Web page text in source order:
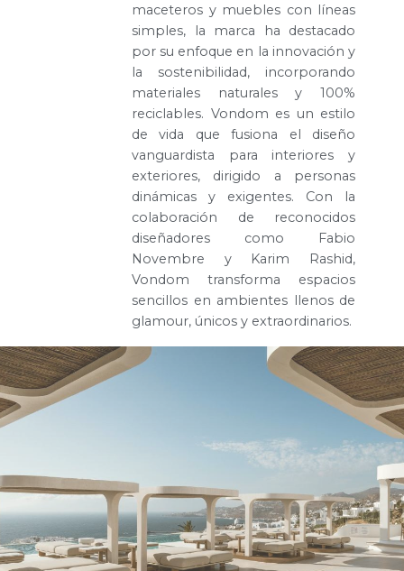
maceteros y muebles con líneas
simples, la marca ha destacado
por su enfoque en la innovación y
la sostenibilidad, incorporando
materiales naturales y 100%
reciclables. Vondom es un estilo
de vida que fusiona el diseño
vanguardista para interiores y
exteriores, dirigido a personas
dinámicas y exigentes. Con la
colaboración de reconocidos
diseñadores como Fabio
Novembre y Karim Rashid,
Vondom transforma espacios
sencillos en ambientes llenos de
glamour, únicos y extraordinarios.